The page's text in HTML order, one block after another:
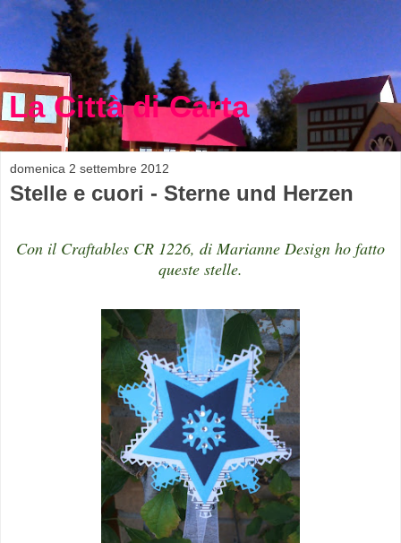
La Città di Carta
domenica 2 settembre 2012
Stelle e cuori - Sterne und Herzen
Con il Craftables CR 1226, di Marianne Design ho fatto
queste stelle.